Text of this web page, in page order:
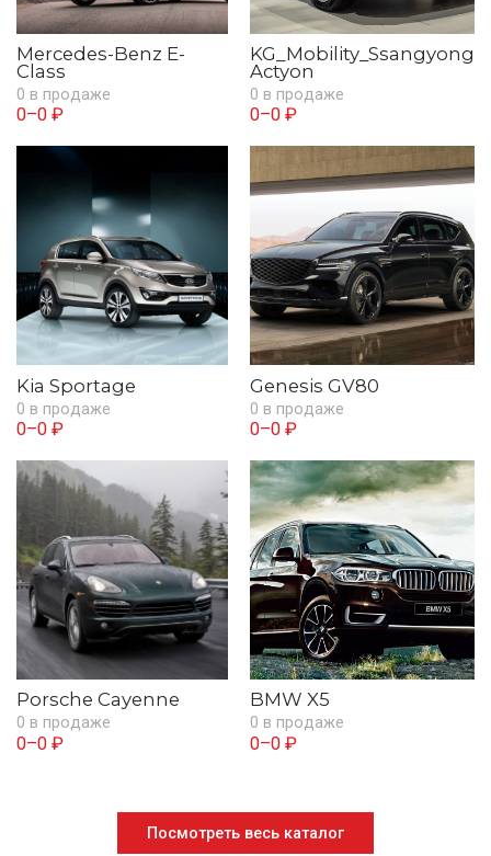
Mercedes-Benz E-
Class
0 в продаже
0–0 ₽
KG_Mobility_Ssangyong
Actyon
0 в продаже
0–0 ₽
Kia Sportage
0 в продаже
0–0 ₽
Genesis GV80
0 в продаже
0–0 ₽
Porsche Cayenne
0 в продаже
0–0 ₽
BMW X5
0 в продаже
0–0 ₽
Посмотреть весь каталог